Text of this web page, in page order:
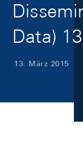
Data)
13. März 2015